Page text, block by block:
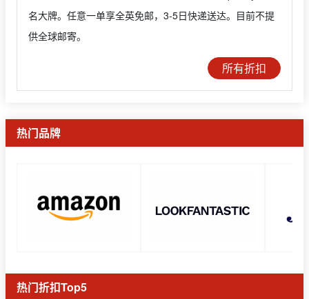
名大牌。任意一单享全英免邮，3-5日快递送达。目前不提
供全球邮寄。
所有折扣
热门品牌
热门折扣Top5